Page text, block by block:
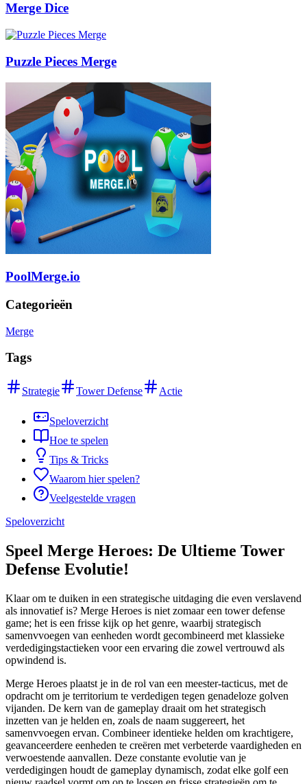
Merge Dice
Puzzle Pieces Merge
PoolMerge.io
Categorieën
Merge
Tags
Strategie Tower Defense Actie
Speloverzicht
Hoe te spelen
Tips & Tricks
Waarom hier spelen?
Veelgestelde vragen
Speloverzicht
Speel Merge Heroes: De Ultieme Tower
Defense Evolutie!
Klaar om te duiken in een strategische uitdaging die even verslavend
als innovatief is? Merge Heroes is niet zomaar een tower defense
game; het is een frisse kijk op het genre, waarbij strategisch
samenvvoegen van eenheden wordt gecombineerd met klassieke
verdedigingstactieken voor een ervaring die zowel vertrouwd als
opwindend is.
Merge Heroes plaatst je in de rol van een meester-tacticus, met de
opdracht om je territorium te verdedigen tegen genadeloze golven
vijanden. De kern van de gameplay draait om het strategisch
inzetten van je helden en, zoals de naam suggereert, het
samenvvoegen ervan. Combineer identieke helden om krachtigere,
geavanceerdere eenheden te creëren met verbeterde vaardigheden en
verwoestende aanvallen. Deze constante evolutie van je
verdedigingen houdt de gameplay dynamisch, zodat elke golf een